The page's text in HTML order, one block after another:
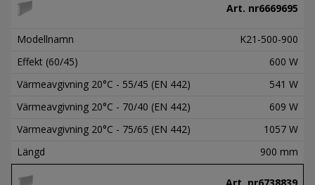
Art. nr6669695
Modellnamn
K21-500-900
Effekt (60/45)
600 W
Värmeavgivning 20°C - 55/45 (EN 442)
541 W
Värmeavgivning 20°C - 70/40 (EN 442)
609 W
Värmeavgivning 20°C - 75/65 (EN 442)
1057 W
Längd
900 mm